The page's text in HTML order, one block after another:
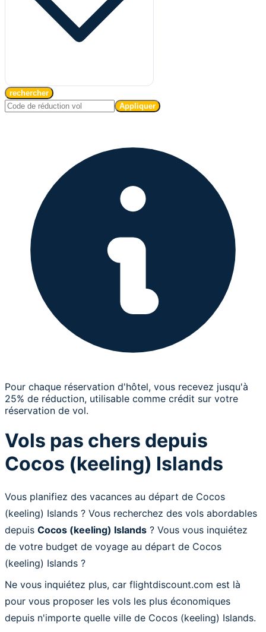
rechercher
Appliquer
Pour chaque réservation d'hôtel, vous recevez jusqu'à
25% de réduction, utilisable comme crédit sur votre
réservation de vol.
Vols pas chers depuis
Cocos (keeling) Islands
Vous planifiez des vacances au départ de Cocos
(keeling) Islands ? Vous recherchez des vols abordables
depuis Cocos (keeling) Islands ? Vous vous inquiétez
de votre budget de voyage au départ de Cocos
(keeling) Islands ?
Ne vous inquiétez plus, car flightdiscount.com est là
pour vous proposer les vols les plus économiques
depuis n'importe quelle ville de Cocos (keeling) Islands.